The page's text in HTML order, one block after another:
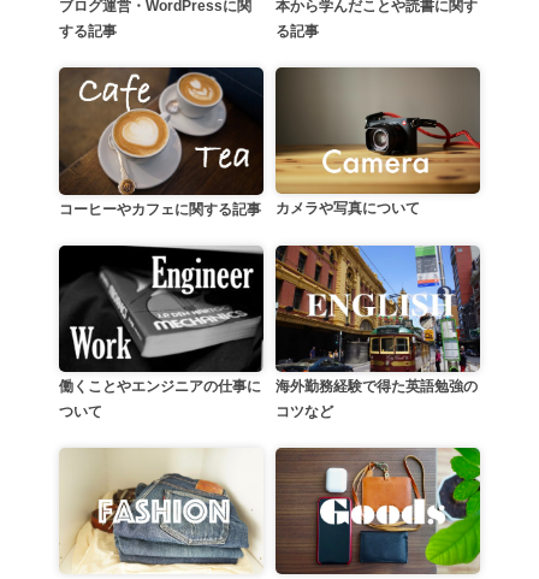
ブログ運営・WordPressに関
する記事
本から学んだことや読書に関す
る記事
コーヒーやカフェに関する記事 カメラや写真について
働くことやエンジニアの仕事に
ついて
海外勤務経験で得た英語勉強の
コツなど